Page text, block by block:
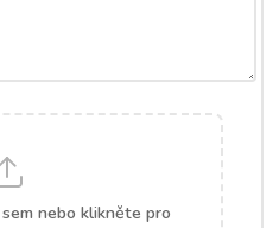
nebo klikněte pro